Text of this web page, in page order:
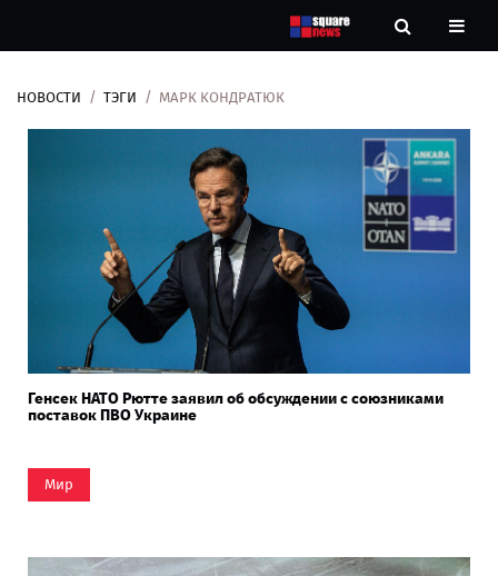
Контакты
НОВОСТИ ТЭГИ МАРК КОНДРАТЮК
Генсек НАТО Рютте заявил об обсуждении с союзниками
поставок ПВО Украине
Мир